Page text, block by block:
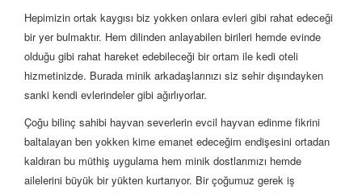
Hepimizin ortak kaygısı biz yokken onlara evleri gibi rahat edeceği
bir yer bulmaktır. Hem dilinden anlayabilen birileri hemde evinde
olduğu gibi rahat hareket edebileceği bir ortam ile kedi oteli
hizmetinizde. Burada minik arkadaşlarınızı siz sehir dışındayken
sanki kendi evlerindeler gibi ağırlıyorlar.
Çoğu bilinç sahibi hayvan severlerin evcil hayvan edinme fikrini
baltalayan ben yokken kime emanet edeceğim endişesini ortadan
kaldıran bu müthiş uygulama hem minik dostlarımızı hemde
ailelerini büyük bir yükten kurtarıyor. Bir çoğumuz gerek iş